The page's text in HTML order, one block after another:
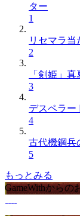
ター
1
リセマラ当
2
「剣姫」
3
デスペラー
4
古代機鋼兵
5
もっとみる
GameWithからの